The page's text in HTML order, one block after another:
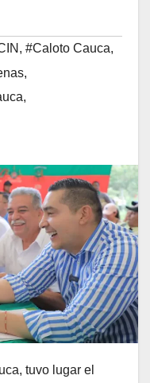
, #Caloto Cauca,
,
,
tuvo lugar el